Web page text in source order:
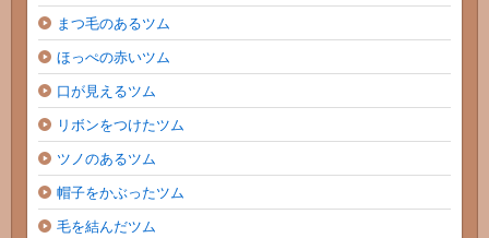
まつ毛のあるツム
ほっぺの赤いツム
口が見えるツム
リボンをつけたツム
ツノのあるツム
帽子をかぶったツム
毛を結んだツム